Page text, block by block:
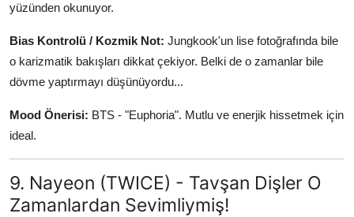
yüzünden okunuyor.
Bias Kontrolü / Kozmik Not: Jungkook'un lise fotoğrafında bile
o karizmatik bakışları dikkat çekiyor. Belki de o zamanlar bile
dövme yaptırmayı düşünüyordu...
Mood Önerisi: BTS - "Euphoria". Mutlu ve enerjik hissetmek için
ideal.
9. Nayeon (TWICE) - Tavşan Dişler O
Zamanlardan Sevimliymiş!